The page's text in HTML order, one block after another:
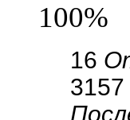
100%
16
3157